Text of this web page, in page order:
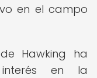
en el campo
Hawking ha
en la